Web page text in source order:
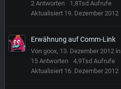
2 Antworten 1,8Tsd Aufrufe
Aktualisiert 19. Dezember 2012
Erwähnung auf Comm-Link
Von goox, 13. Dezember 2012 in
15 Antworten 4,9Tsd Aufrufe
Aktualisiert 16. Dezember 2012